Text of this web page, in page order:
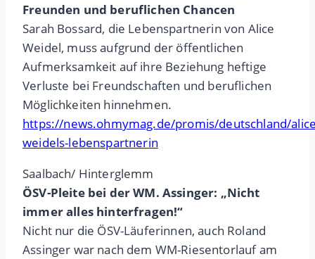
Freunden und beruflichen Chancen
Sarah Bossard, die Lebenspartnerin von Alice
Weidel, muss aufgrund der öffentlichen
Aufmerksamkeit auf ihre Beziehung heftige
Verluste bei Freundschaften und beruflichen
Möglichkeiten hinnehmen.
https://news.ohmymag.de/promis/deutschland/
weidels-lebenspartnerin
Saalbach/ Hinterglemm
ÖSV-Pleite bei der WM. Assinger: „Nicht
immer alles hinterfragen!“
Nicht nur die ÖSV-Läuferinnen, auch Roland
Assinger war nach dem WM-Riesentorlauf am